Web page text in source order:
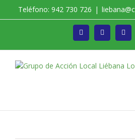
Teléfono: 942 730 726 |
Facebook Twitter